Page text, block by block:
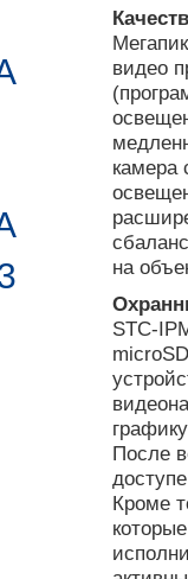
видео
камера
на
STC-
После
Кроме